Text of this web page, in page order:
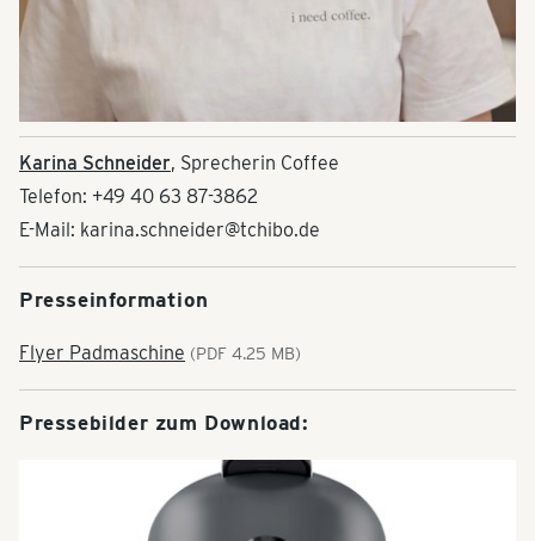
Karina Schneider, Sprecherin Coffee
Telefon: +49 40 63 87-3862
E-Mail: karina.schneider@tchibo.de
Presseinformation
Flyer Padmaschine (PDF 4.25 MB)
Pressebilder zum Download: